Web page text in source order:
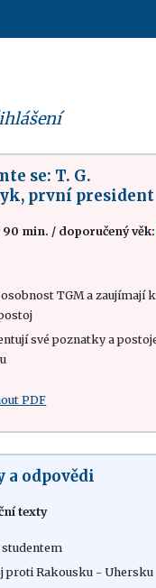
se: T. G.
první president
90 min. / doporučený
TGM a zaujímají
své poznatky a
PDF
a odpovědi
texty
studentem
proti Rakousku - Uhersku